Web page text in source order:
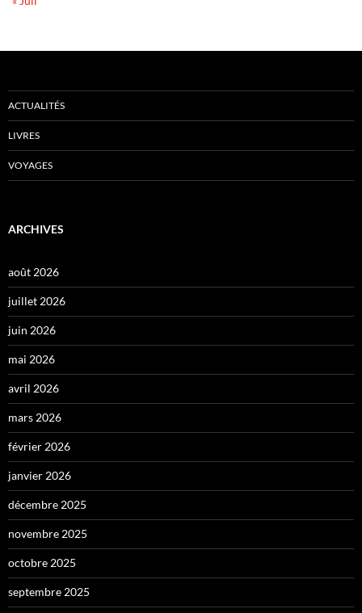
ACTUALITÉS
LIVRES
VOYAGES
ARCHIVES
août 2026
juillet 2026
juin 2026
mai 2026
avril 2026
mars 2026
février 2026
janvier 2026
décembre 2025
novembre 2025
octobre 2025
septembre 2025